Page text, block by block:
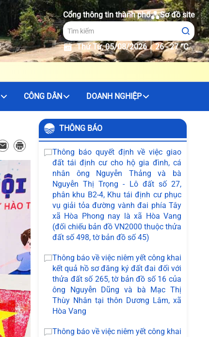
Cổng thông tin thành phố Sơ đồ site
Thứ Tư, 05/08/2026 26 - 27 °C
CÔNG DÂN DOANH NGHIỆP
THÔNG BÁO
Thông báo quyết định về việc giao
đất tái định cư cho hộ gia đình, cá
nhân ông Nguyễn Thảng và bà
Nguyễn Thị Trọng - Lô đất số 27,
phân khu B2-4, Khu tái định cư phục
vụ giải tỏa đường vành đai phía Tây
xã Hòa Phong nay là xã Hòa Vang
(đối chiếu bản đồ VN2000 thuộc thửa
đất số 498, tờ bản đồ số 45)
Thông báo về việc niêm yết công khai
kết quả hồ sơ đăng ký đất đai đối với
thửa đất số 265, tờ bản đồ số 16 của
ông Nguyễn Dũng và bà Mạc Thị
Thùy Nhân tại thôn Dương Lâm, xã
Hòa Vang
Thông báo về việc niêm yết công khai